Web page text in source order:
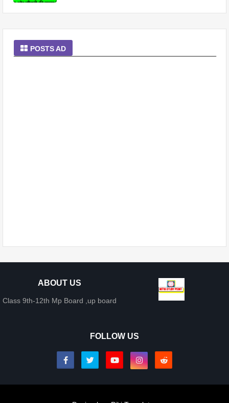
POSTS AD
ABOUT US
Class 9th-12th Mp Board ,up board
FOLLOW US